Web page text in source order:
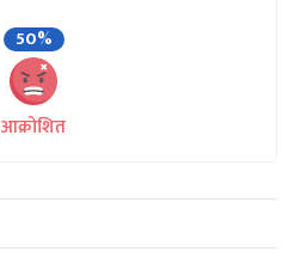
50%
आक्रोशित